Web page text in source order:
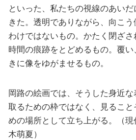
といった、私たちの視線のあい
きた。透明でありながら、向こ
わけではないもの。かたく閉ざ
時間の痕跡をとどめるもの。覆
きに像をゆがませるもの。
岡路の絵画では、そうした身近
取るための枠ではなく、見るこ
めの場所として立ち上がる。（
木萌夏）